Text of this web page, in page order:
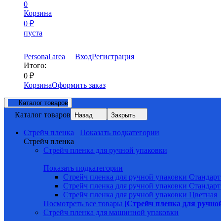
0
Корзина
0 ₽
пуста
Personal area ВходРегистрация
Итого:
0 ₽
КорзинаОформить заказ
Каталог товаров
Каталог товаров Назад Закрыть
Стрейч пленка
Показать подкатегории
Стрейч пленка
Стрейч пленка для ручной упаковки
Показать подкатегории
Стрейч пленка для ручной упаковки
Стрейч пленка для ручной упаковки
Стрейч пленка для ручной упаковки Цветная
Посмотреть все товары [Стрейч пленка для
Стрейч пленка для машинной упаковки